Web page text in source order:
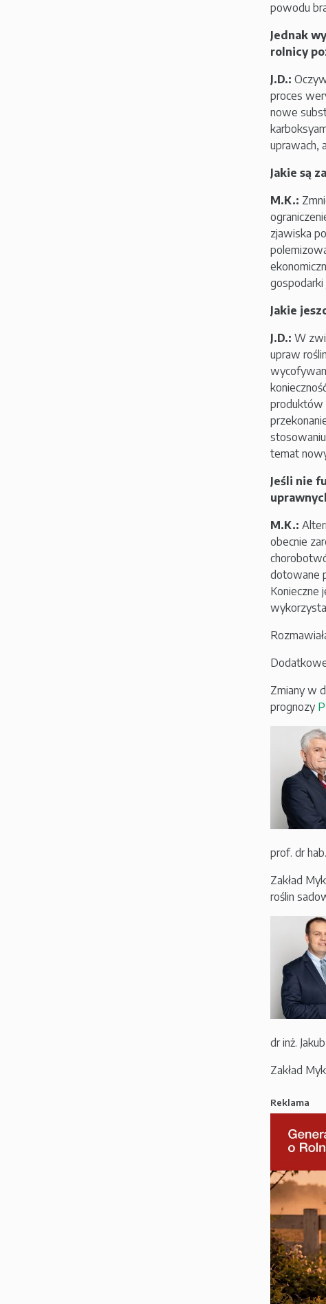
powodu
Jednak
rolnicy
J.D.:
proces
nowe
uprawach,
Jakie są
M.K.:
zjawiska
gospodarki
Jakie
J.D.: W
upraw
produktów
temat
Jeśli nie
M.K.:
obecnie
dotowane
Konieczne
Zmiany w
prognozy
prof. dr
Zakład
roślin
dr inż.
Zakład
Reklama